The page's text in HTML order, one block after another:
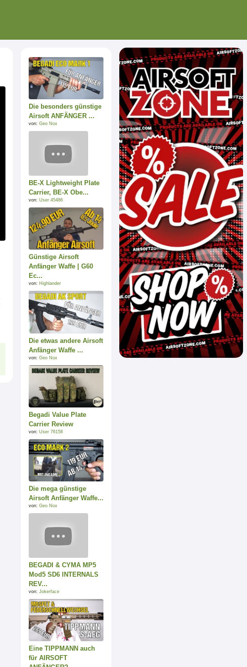
Die besonders günstige
Airsoft ANFÄNGER ...
von: Geo Nox
BE-X Lightweight Plate
Carrier, BE-X Obe...
von: User 45486
Günstige Airsoft
Anfänger Waffe | G60
Ec...
von: Highlander
Die etwas andere Airsoft
Anfänger Waffe ...
von: Geo Nox
Begadi Value Plate
Carrier Review
von: User 76158
Die mega günstige
Airsoft Anfänger Waffe...
von: Geo Nox
BEGADI & CYMA MP5
Mod5 SD6 INTERNALS
REV...
von: Jokerface
Eine TIPPMANN auch
für AIRSOFT